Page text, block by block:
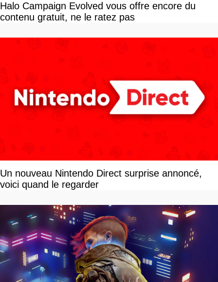
Halo Campaign Evolved vous offre encore du
contenu gratuit, ne le ratez pas
Un nouveau Nintendo Direct surprise annoncé,
voici quand le regarder